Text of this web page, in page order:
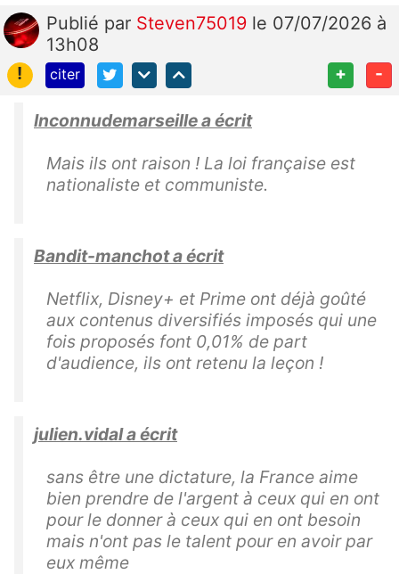
Publié par Steven75019 le 07/07/2026 à
13h08
!
citer + -
Inconnudemarseille a écrit
Mais ils ont raison ! La loi française est
nationaliste et communiste.
Bandit-manchot a écrit
Netflix, Disney+ et Prime ont déjà goûté
aux contenus diversifiés imposés qui une
fois proposés font 0,01% de part
d'audience, ils ont retenu la leçon !
julien.vidal a écrit
sans être une dictature, la France aime
bien prendre de l'argent à ceux qui en ont
pour le donner à ceux qui en ont besoin
mais n'ont pas le talent pour en avoir par
eux même